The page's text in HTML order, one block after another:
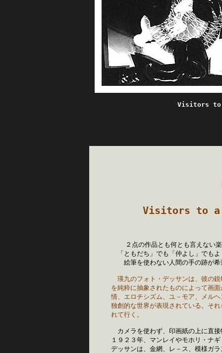
Visitors to
Visitors to a
２点の作品とも何とも言えない楽
「ともだち」でも「仲よし」でも
絵筆を使わない人間の手の跡が希
瑛九のフォト・デッサンは、彼の
を純粋に抽象されたものによって画
情、エロチシズム、ユ－モア、メル
独創的な世界が表現されている。そ
れて行く。
カメラを使わず、印画紙の上に直
１９２３年、マンレイやモホリ・ナ
デッサンは、金網、レ－ス、模様ガ